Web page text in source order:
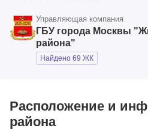
Управляющая компания
ГБУ города Москвы
района"
Найдено 69 ЖК
Расположение и
района